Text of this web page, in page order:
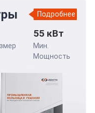
Подробнее
55 кВт
Мин.
Мощность